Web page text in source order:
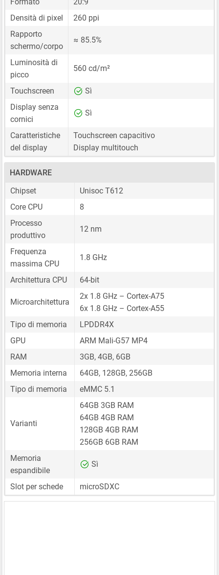
Formato
20:9
Densità di pixel
260 ppi
Rapporto
schermo/corpo
≈ 85.5%
Luminosità di
picco
560 cd/m²
Touchscreen
Sì
Display senza
cornici
Sì
Caratteristiche
del display
Touchscreen capacitivo
Display multitouch
HARDWARE
Chipset
Unisoc T612
Core CPU
8
Processo
produttivo
12 nm
Frequenza
massima CPU
1.8 GHz
Architettura CPU 64-bit
Microarchitettura
2x 1.8 GHz – Cortex-A75
6x 1.8 GHz – Cortex-A55
Tipo di memoria
LPDDR4X
GPU
ARM Mali-G57 MP4
RAM
3GB, 4GB, 6GB
Memoria interna
64GB, 128GB, 256GB
Tipo di memoria
eMMC 5.1
Varianti
64GB 3GB RAM
64GB 4GB RAM
128GB 4GB RAM
256GB 6GB RAM
Memoria
espandibile
Sì
Slot per schede microSDXC